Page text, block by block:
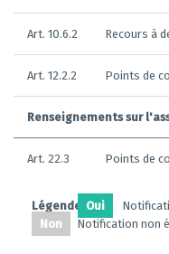
Art. 10.6.2 Recours à
Art. 12.2.2 Points de
Renseignements sur
Art. 22.3 Points de
Légendes:Oui
Non
Notification non